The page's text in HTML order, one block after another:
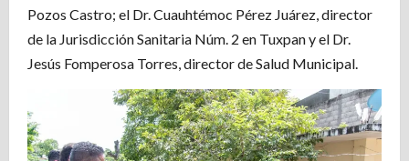
Pozos Castro; el Dr. Cuauhtémoc Pérez Juárez, director
de la Jurisdicción Sanitaria Núm. 2 en Tuxpan y el Dr.
Jesús Fomperosa Torres, director de Salud Municipal.